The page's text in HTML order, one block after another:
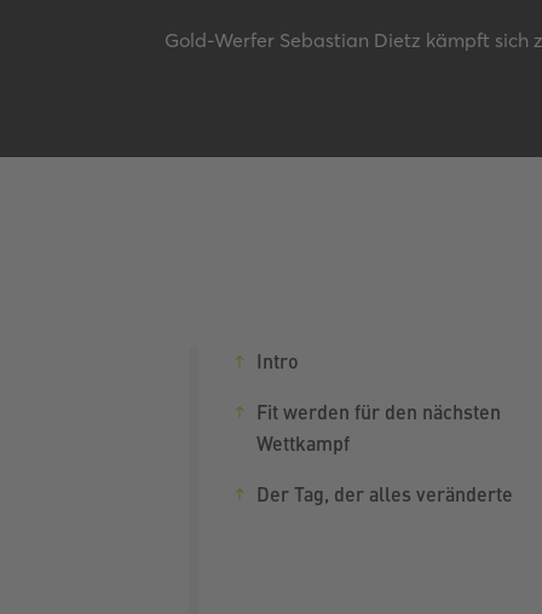
Gold-Werfer Sebastian Dietz kämpft sich
Intro
Fit werden für den nächsten
Wettkampf
Der Tag, der alles veränderte